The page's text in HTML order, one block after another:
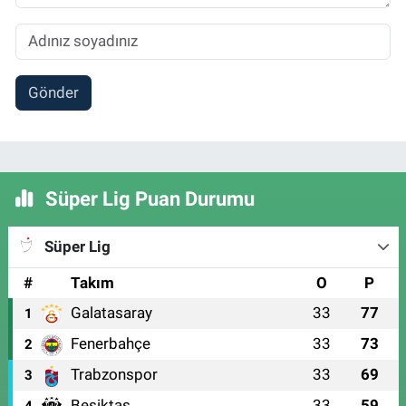
Gönder
Süper Lig Puan Durumu
Süper Lig
#
Takım O P
1 Galatasaray 33 77
2 Fenerbahçe 33 73
3 Trabzonspor 33 69